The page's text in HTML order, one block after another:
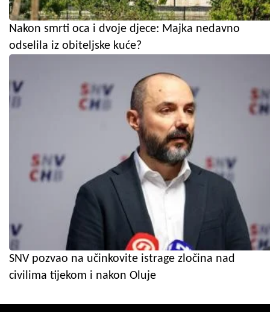
Nakon smrti oca i dvoje djece: Majka nedavno
odselila iz obiteljske kuće?
SNV pozvao na učinkovite istrage zločina nad
civilima tijekom i nakon Oluje